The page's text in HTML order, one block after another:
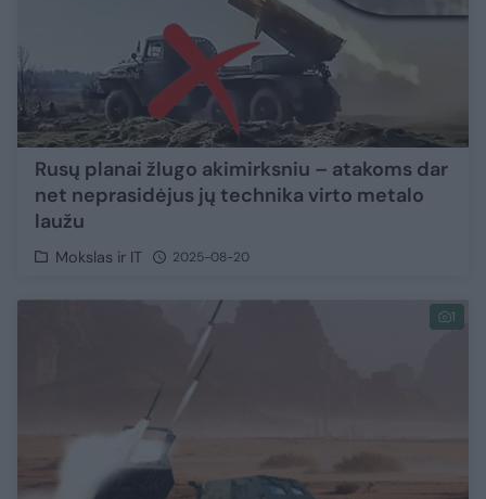
Rusų planai žlugo akimirksniu – atakoms dar
net neprasidėjus jų technika virto metalo
laužu
Mokslas ir IT 2025-08-20
1